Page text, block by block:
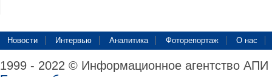
Новости Интервью Аналитика Фоторепортаж О нас
1999 - 2022 © Информационное агентство